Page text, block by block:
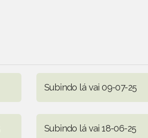
Subindo lá vai 09-07-25
Subindo lá vai 18-06-25